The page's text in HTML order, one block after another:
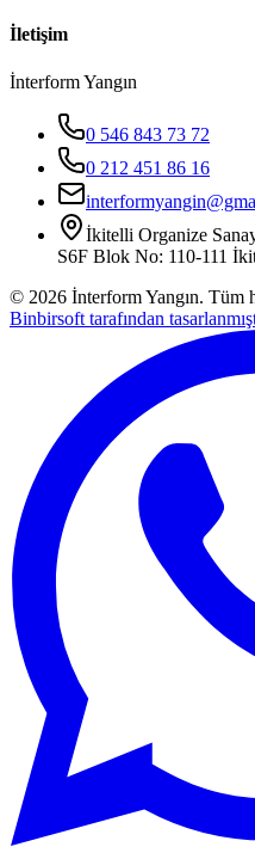
İletişim
İnterform Yangın
0 546 843 73 72
0 212 451 86 16
İkitelli Organize
S6F Blok No: 110-111
© 2026 İnterform Yangın. Tüm
Binbirsoft tarafından